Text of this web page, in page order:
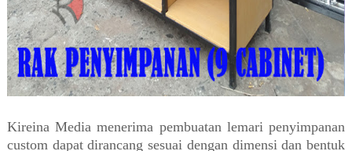
Kireina Media menerima pembuatan lemari penyimpanan
custom dapat dirancang sesuai dengan dimensi dan bentuk